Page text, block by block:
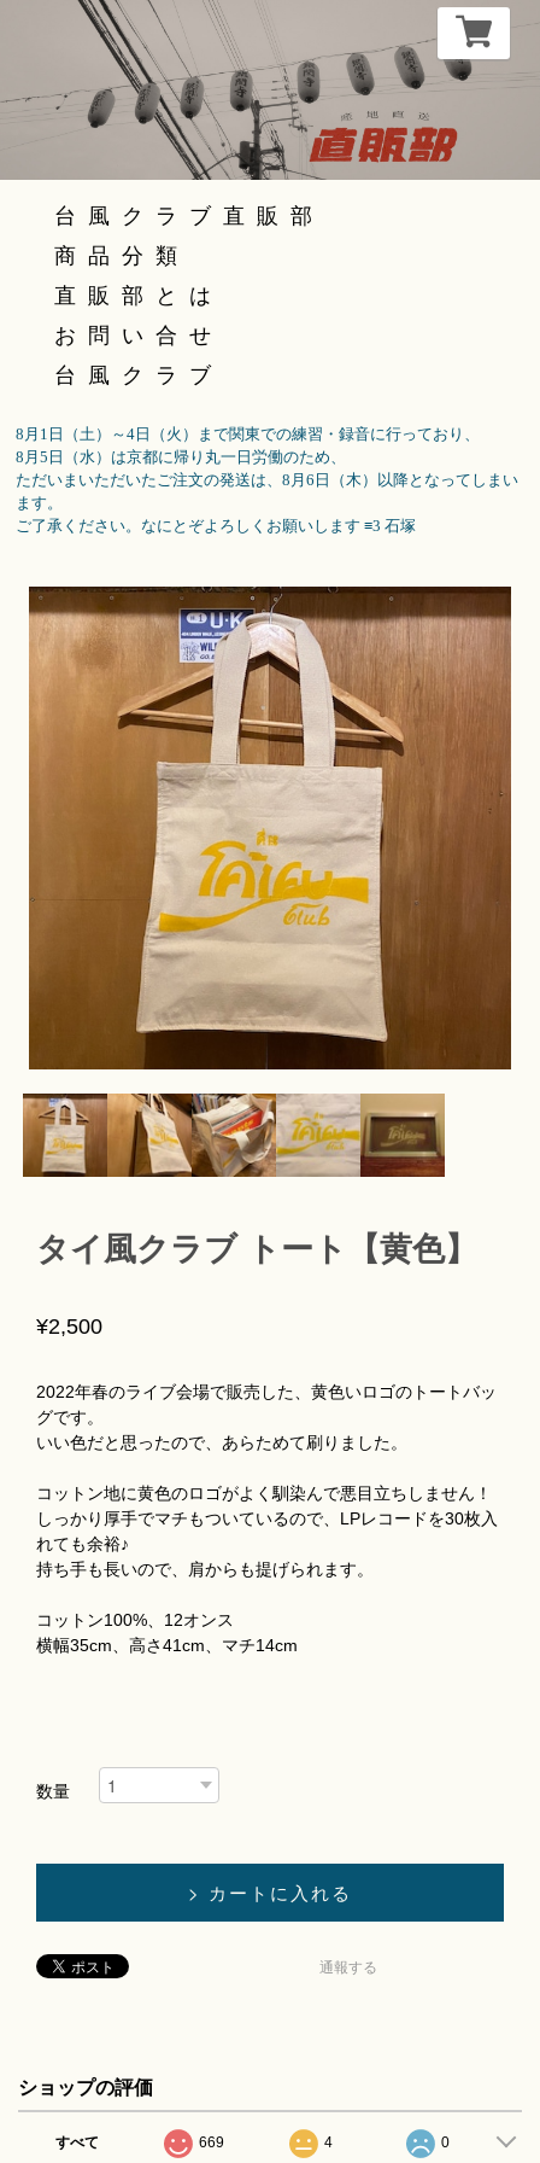
台風クラブ直販部
商品分類
直販部とは
お問い合せ
台風クラブ
8月1日（土）～4日（火）まで関東での練習・録音に行っており、
8月5日（水）は京都に帰り丸一日労働のため、
ただいまいただいたご注文の発送は、8月6日（木）以降となってしまい
ます。
ご了承ください。なにとぞよろしくお願いします ≡3 石塚
タイ風クラブ トート【黄色】
¥2,500
2022年春のライブ会場で販売した、黄色いロゴのトートバッ
グです。
いい色だと思ったので、あらためて刷りました。
コットン地に黄色のロゴがよく馴染んで悪目立ちしません！
しっかり厚手でマチもついているので、LPレコードを30枚入
れても余裕♪
持ち手も長いので、肩からも提げられます。
コットン100%、12オンス
横幅35cm、高さ41cm、マチ14cm
数量
通報する
ショップの評価
すべて 669 4 0